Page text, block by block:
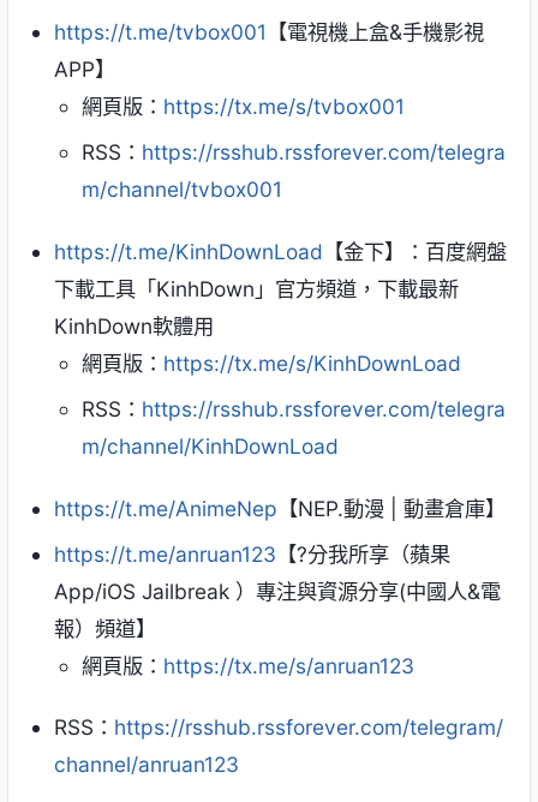
https://t.me/tvbox001 【電視機上盒&手機影視
APP】
網頁版： https://tx.me/s/tvbox001
RSS： https://rsshub.rssforever.com/telegra
m/channel/tvbox001
https://t.me/KinhDownLoad 【金下】：百度網盤
下載工具「KinhDown」官方頻道，下載最新
KinhDown軟體用
網頁版： https://tx.me/s/KinhDownLoad
RSS： https://rsshub.rssforever.com/telegra
m/channel/KinhDownLoad
https://t.me/AnimeNep 【NEP.動漫 | 動畫倉庫】
https://t.me/anruan123 【?分我所享（蘋果
App/iOS Jailbreak ）專注與資源分享(中國人&電
報）頻道】
網頁版： https://tx.me/s/anruan123
RSS： https://rsshub.rssforever.com/telegram/
channel/anruan123